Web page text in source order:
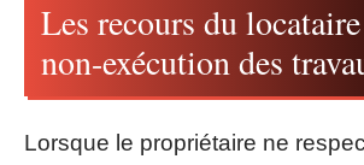
Les recours du
non-exécution des
Lorsque le propriétaire ne